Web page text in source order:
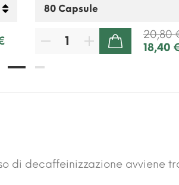
20,80
18,40
di decaffeinizzazione avviene